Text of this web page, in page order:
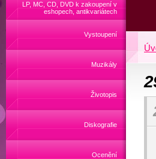
LP, MC, CD, DVD k zakoupení v
eshopech, antikvariátech
Vystoupení
Muzikály
Životopis
Diskografie
Ocenění